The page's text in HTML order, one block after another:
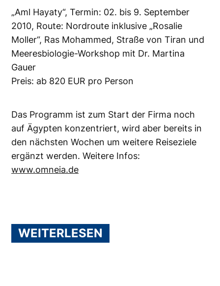
„Aml Hayaty“, Termin: 02. bis 9. September
2010, Route: Nordroute inklusive „Rosalie
Moller“, Ras Mohammed, Straße von Tiran und
Meeresbiologie-Workshop mit Dr. Martina
Gauer
Preis: ab 820 EUR pro Person
Das Programm ist zum Start der Firma noch
auf Ägypten konzentriert, wird aber bereits in
den nächsten Wochen um weitere Reiseziele
ergänzt werden. Weitere Infos:
www.omneia.de
WEITERLESEN